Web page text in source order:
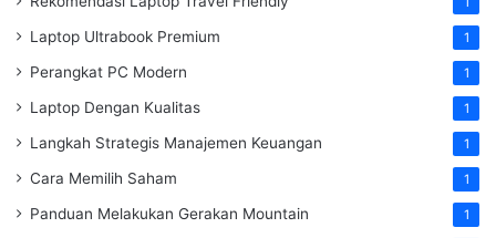
Laptop Ultrabook Premium 1
Perangkat PC Modern 1
Laptop Dengan Kualitas 1
Langkah Strategis Manajemen Keuangan 1
Cara Memilih Saham 1
Panduan Melakukan Gerakan Mountain 1